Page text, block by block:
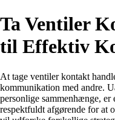
Ta Ventiler
til Effektiv
At tage ventiler kontakt
kommunikation med andre.
personlige sammenhænge,
respektfuldt afgørende for at